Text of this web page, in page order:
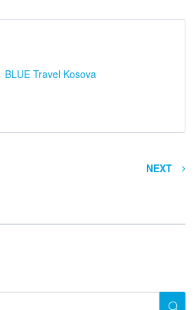
BLUE Travel Kosova
NEXT